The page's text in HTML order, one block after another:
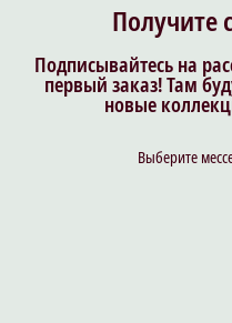
Получите
Подписывайтесь на
первый заказ! Там
новые
Выберите